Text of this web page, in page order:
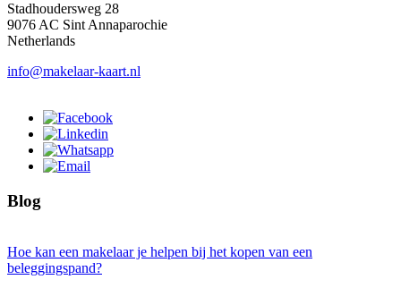
Stadhoudersweg 28
9076 AC Sint Annaparochie
Netherlands
info@makelaar-kaart.nl
Blog
Hoe kan een makelaar je helpen bij het kopen van een
beleggingspand?